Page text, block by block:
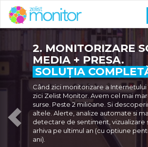
2. MONITORIZARE
MEDIA + PRESA.
SOLUȚIA
Când zici monitorizare a Internetului
zici Zelist Monitor. Avem cel mai
surse. Peste 2 milioane. Si
altele. Alerte, analize automate si
detectare de sentiment, vizualizare
arhiva pe ultimul an (cu optiune
ani).